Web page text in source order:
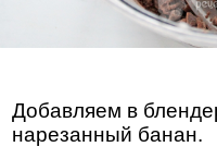
Добавляем в
нарезанный банан.